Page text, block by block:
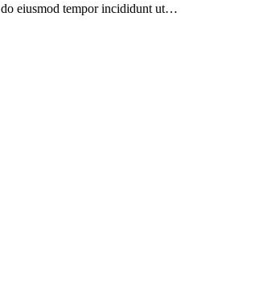
eiusmod tempor incididunt ut…